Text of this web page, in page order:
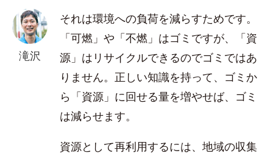
滝沢
それは環境への負荷を減らすためです。
「可燃」や「不燃」はゴミですが、「資
源」はリサイクルできるのでゴミではあ
りません。正しい知識を持って、ゴミか
ら「資源」に回せる量を増やせば、ゴミ
は減らせます。
資源として再利用するには、地域の収集